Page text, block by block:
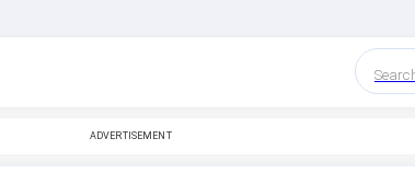
ADVERTISEMENT